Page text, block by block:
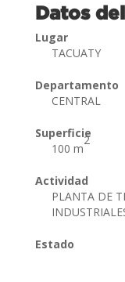
Datos
Lugar
TACUATY
Departamento
CENTRAL
Superficie
100 m
2
Actividad
PLANTA DE
Estado